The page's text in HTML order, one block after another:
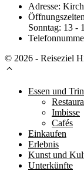
Adresse:
Sonntag: 13 -
© 2026 - Reiseziel
Essen und
Imbisse
Cafés
Einkaufen
Erlebnis
Kunst und
Unterkünfte